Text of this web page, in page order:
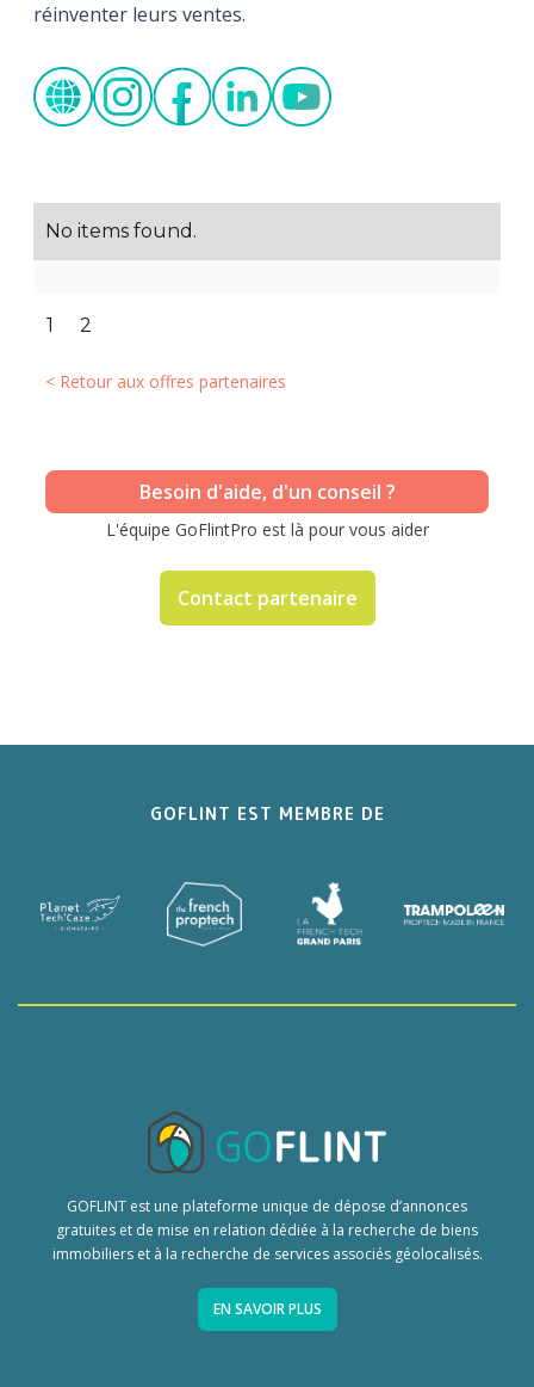
réinventer leurs ventes.
No items found.
1 2
< Retour aux offres partenaires
Besoin d'aide, d'un conseil ?
L'équipe GoFlintPro est là pour vous aider
Contact partenaire
GOFLINT EST MEMBRE DE
GOFLINT est une plateforme unique de dépose d’annonces
gratuites et de mise en relation dédiée à la recherche de biens
immobiliers et à la recherche de services associés géolocalisés.
EN SAVOIR PLUS